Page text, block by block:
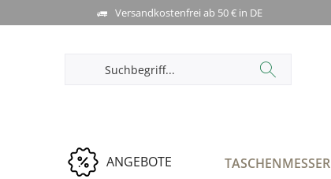
Versandkostenfrei ab 50 € in DE
ANGEBOTE TASCHENMESSER